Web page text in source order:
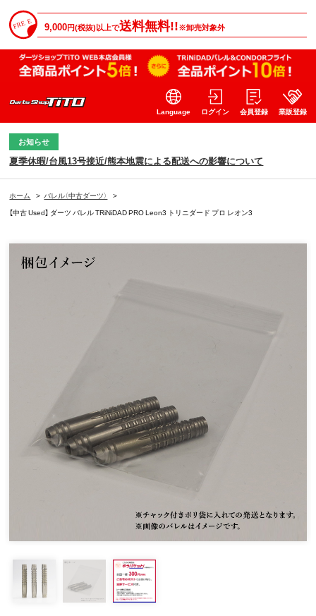
9,000円(税抜)以上で送料無料!!※卸売対象外
Language ログイン 会員登録 業販登録
お知らせ
夏季休暇/台風13号接近/熊本地震による配送への影響について
ホーム > バレル（中古ダーツ）
>
【中古 Used】 ダーツ バレル TRiNiDAD PRO Leon3 トリニダード プロ レオン3